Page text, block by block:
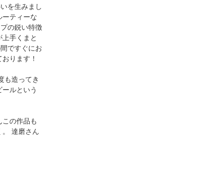
を生みまし
ーティーな
の鋭い特徴
手くまと
ですぐにお
ります！
も造ってき
ルという
の作品も
。 達磨さん